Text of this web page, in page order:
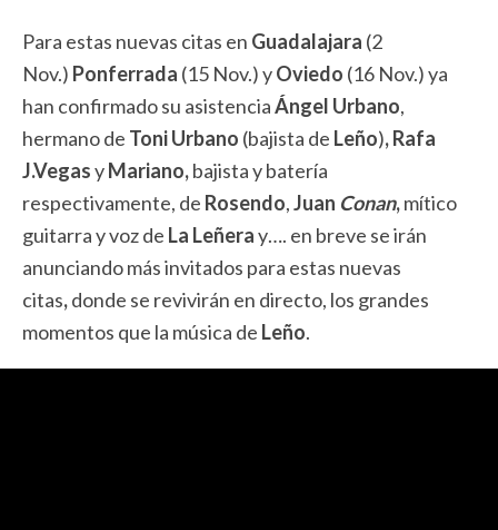
Para estas nuevas citas en Guadalajara (2
Nov.) Ponferrada (15 Nov.) yOviedo (16 Nov.)ya
han confirmado su asistenciaÁngel Urbano,
hermano de Toni Urbano (bajista de Leño),Rafa
J.VegasyMariano,bajista y batería
respectivamente, de Rosendo,Juan Conan,mítico
guitarra y voz de La Leñeray…. en breve se irán
anunciando más invitados para estas nuevas
citas,donde se revivirán en directo, los grandes
momentos que la música de Leño.